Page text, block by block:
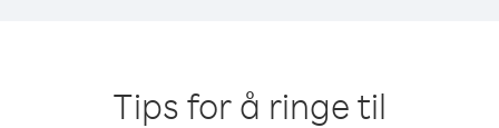
Tips for å ringe til